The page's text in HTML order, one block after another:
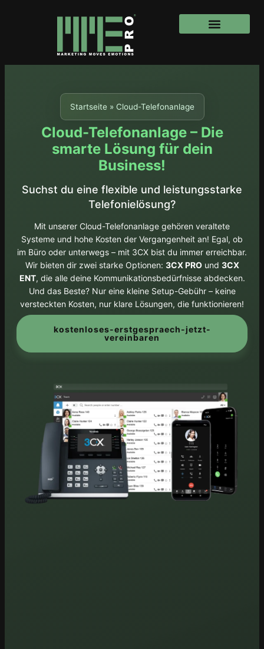
Startseite» Cloud-Telefonanlage
Cloud-Telefonanlage – Die
smarte Lösung für dein
Business!
Suchst du eine flexible und leistungsstarke
Telefonielösung?
Mit unserer Cloud-Telefonanlage gehören veraltete
Systeme und hohe Kosten der Vergangenheit an! Egal, ob
im Büro oder unterwegs – mit 3CX bist du immer erreichbar.
Wir bieten dir zwei starke Optionen: 3CX PROund 3CX
ENT, die alle deine Kommunikationsbedürfnisse abdecken.
Und das Beste? Nur eine kleine Setup-Gebühr – keine
versteckten Kosten, nur klare Lösungen, die funktionieren!
kostenloses-erstgespraech-jetzt-
vereinbaren